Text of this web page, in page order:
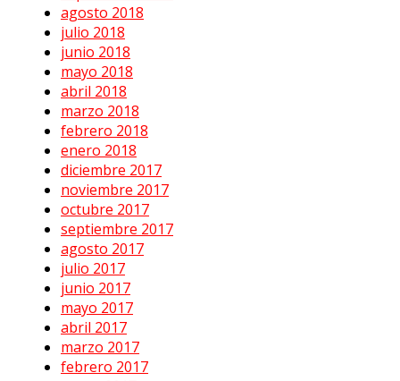
agosto 2018
julio 2018
junio 2018
mayo 2018
abril 2018
marzo 2018
febrero 2018
enero 2018
diciembre 2017
noviembre 2017
octubre 2017
septiembre 2017
agosto 2017
julio 2017
junio 2017
mayo 2017
abril 2017
marzo 2017
febrero 2017